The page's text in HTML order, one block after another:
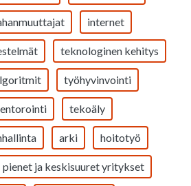
internet
teknologinen kehitys
työhyvinvointi
tekoäly
arki hoitotyö
pienet ja keskisuuret yritykset